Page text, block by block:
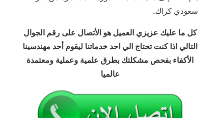
سعودي كراك.
كل ما عليك عزيزي العميل هو الأتصال على رقم الجوال
التالي اذا كنت تحتاج الي احد خدماتنا ليقوم أحد مهندسينا
الأكفاء بفحص مشكلتك بطرق علمية وعملية ومعتمدة
عالميا